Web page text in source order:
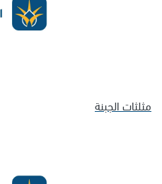
مثلثات الجبنة